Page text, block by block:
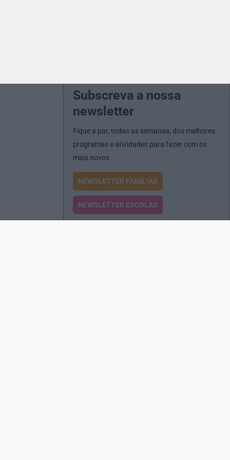
Subscreva a nossa
newsletter
Fique a par, todas as semanas, dos melhores
programas e atividades para fazer com os
mais novos
NEWSLETTER FAMÍLIAS
NEWSLETTER ESCOLAS